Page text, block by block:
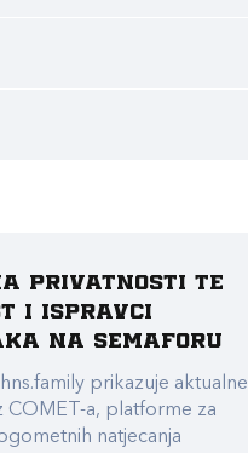
privatnosti te
i ispravci
na Semaforu
prikazuje aktualne
COMET-a, platforme za
natjecanja